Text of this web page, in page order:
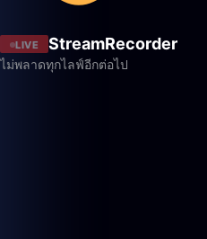
LIVE StreamRecorder
ไม่พลาดทุกไลฟ์อีกต่อไป